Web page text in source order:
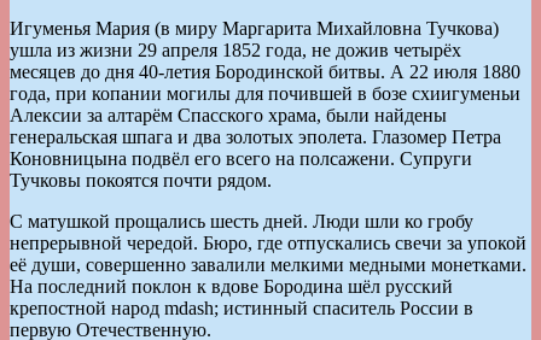
Игуменья Мария (в миру Маргарита Михайловна Тучкова)
ушла из жизни 29 апреля 1852 года, не дожив четырёх
месяцев до дня 40-летия Бородинской битвы. А 22 июля 1880
года, при копании могилы для почившей в бозе схиигуменьи
Алексии за алтарём Спасского храма, были найдены
генеральская шпага и два золотых эполета. Глазомер Петра
Коновницына подвёл его всего на полсажени. Супруги
Тучковы покоятся почти рядом.
С матушкой прощались шесть дней. Люди шли ко гробу
непрерывной чередой. Бюро, где отпускались свечи за упокой
её души, совершенно завалили мелкими медными монетками.
На последний поклон к вдове Бородина шёл русский
крепостной народ mdash; истинный спаситель России в
первую Отечественную.